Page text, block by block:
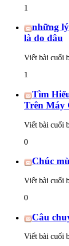
1
những
là do đâu
Viết bài cuối
1
Tìm
Trên Máy
Viết bài cuối
0
Chúc
Viết bài cuối
0
Câu
Viết bài cuối